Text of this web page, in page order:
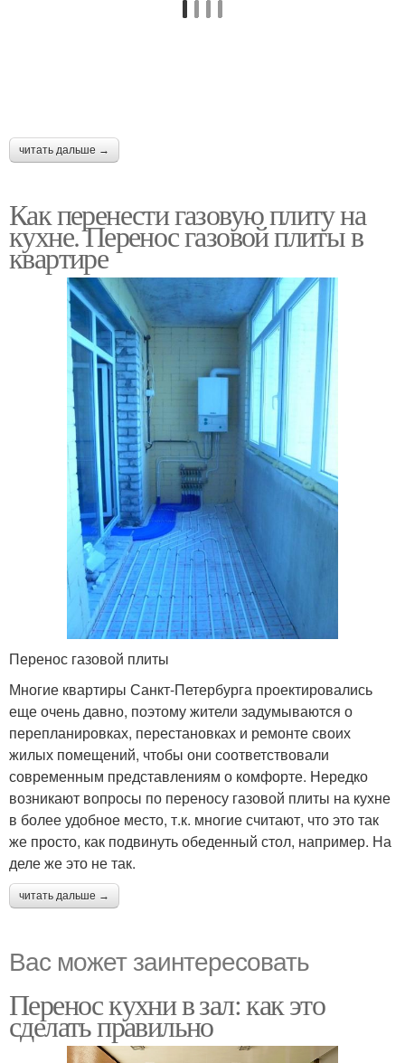
читать дальше →
Как перенести газовую плиту на
кухне. Перенос газовой плиты в
квартире
Перенос газовой плиты
Многие квартиры Санкт-Петербурга проектировались
еще очень давно, поэтому жители задумываются о
перепланировках, перестановках и ремонте своих
жилых помещений, чтобы они соответствовали
современным представлениям о комфорте. Нередко
возникают вопросы по переносу газовой плиты на кухне
в более удобное место, т.к. многие считают, что это так
же просто, как подвинуть обеденный стол, например. На
деле же это не так.
читать дальше →
Вас может заинтересовать
Перенос кухни в зал: как это
сделать правильно